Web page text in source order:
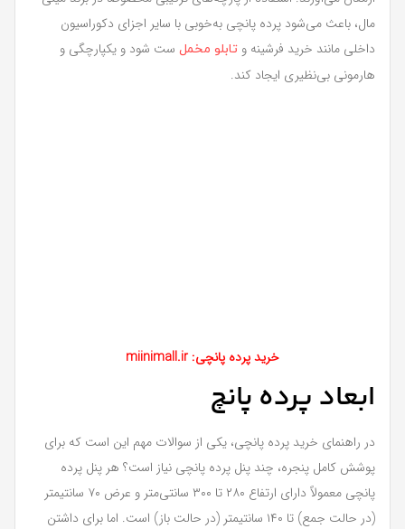
مال، باعث می‌شود پرده پانچی به‌خوبی با سایر اجزای دکوراسیون
داخلی مانند خرید فرشینه و تابلو مخمل ست شود و یکپارچگی و
هارمونی بی‌نظیری ایجاد کند.
خرید پرده پانچی: miinimall.ir
ابعاد پرده پانچ
در راهنمای خرید پرده پانچی، یکی از سوالات مهم این است که برای
پوشش کامل پنجره، چند پنل پرده پانچی نیاز است؟ هر پنل پرده
پانچی معمولاً دارای ارتفاع ۲۸۰ تا ۳۰۰ سانتی‌متر و عرض ۷۰ سانتیمتر
(در حالت جمع) تا ۱۴۰ سانتیمتر (در حالت باز) است. اما برای داشتن